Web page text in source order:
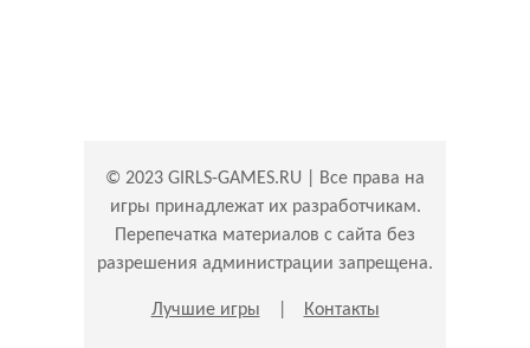
© 2023 GIRLS-GAMES.RU | Все права на
игры принадлежат их разработчикам.
Перепечатка материалов с сайта без
разрешения администрации запрещена.
Лучшие игры Контакты